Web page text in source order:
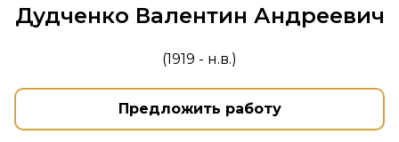
Дудченко Валентин Андреевич
(1919 - н.в.)
Предложить работу